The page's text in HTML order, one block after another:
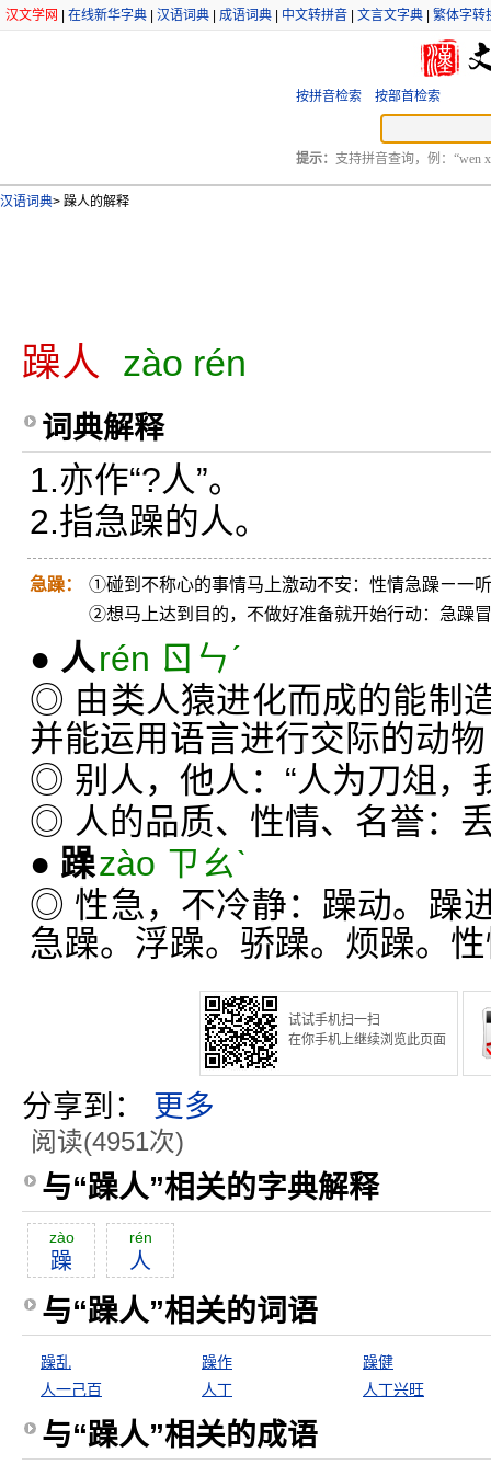
汉文学网 在线新华字典 汉语词典 成语词典 中文转拼音 文言文字典 繁体字转
按拼音检索 按部首检索
提示： 支持拼音查询，例：“wen
汉语词典> 躁人的解释
躁人 zào rén
词典解释
1.亦作“?人”。
2.指急躁的人。
急躁：
①碰到不称心的事情马上激动不安：性情急躁ㄧ一
②想马上达到目的，不做好准备就开始行动：急躁
● 人rén ㄖㄣˊ
◎ 由类人猿进化而成的能制
并能运用语言进行交际的动
◎ 别人，他人：“人为刀俎，
◎ 人的品质、性情、名誉：
● 躁zào ㄗㄠˋ
◎ 性急，不冷静：躁动。躁
急躁。浮躁。骄躁。烦躁。
试试手机扫一扫
在你手机上继续浏览此页面
分享到： 更多
阅读(4951次)
与“躁人”相关的字典解释
zào
躁
rén
人
与“躁人”相关的词语
躁乱 躁作
躁健
人一己百
人丁 人丁兴旺
与“躁人”相关的成语